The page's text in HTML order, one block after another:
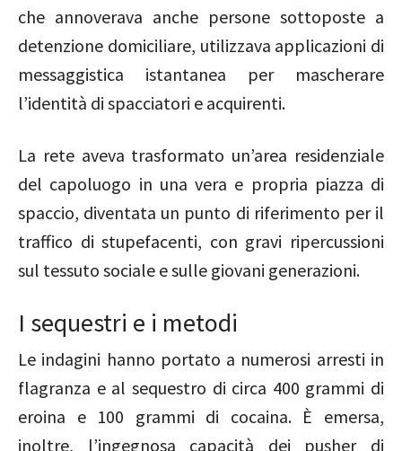
che annoverava anche persone sottoposte a
detenzione domiciliare, utilizzava applicazioni di
messaggistica istantanea per mascherare
l’identità di spacciatori e acquirenti.
La rete aveva trasformato un’area residenziale
del capoluogo in una vera e propria piazza di
spaccio, diventata un punto di riferimento per il
traffico di stupefacenti, con gravi ripercussioni
sul tessuto sociale e sulle giovani generazioni.
I sequestri e i metodi
Le indagini hanno portato a numerosi arresti in
flagranza e al sequestro di circa 400 grammi di
eroina e 100 grammi di cocaina. È emersa,
inoltre, l’ingegnosa capacità dei pusher di